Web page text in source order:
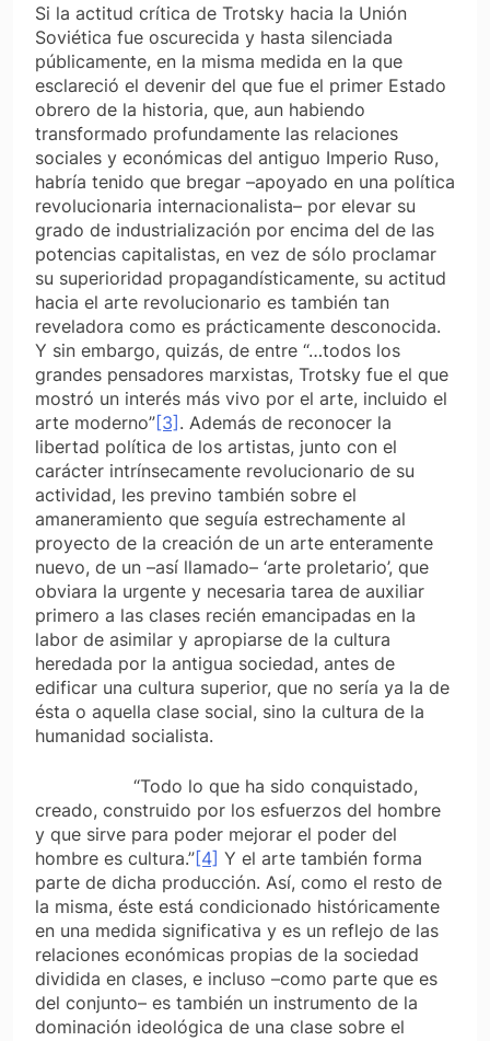
Si la actitud crítica de Trotsky hacia la Unión
Soviética fue oscurecida y hasta silenciada
públicamente, en la misma medida en la que
esclareció el devenir del que fue el primer Estado
obrero de la historia, que, aun habiendo
transformado profundamente las relaciones
sociales y económicas del antiguo Imperio Ruso,
habría tenido que bregar –apoyado en una política
revolucionaria internacionalista– por elevar su
grado de industrialización por encima del de las
potencias capitalistas, en vez de sólo proclamar
su superioridad propagandísticamente, su actitud
hacia el arte revolucionario es también tan
reveladora como es prácticamente desconocida.
Y sin embargo, quizás, de entre “…todos los
grandes pensadores marxistas, Trotsky fue el que
mostró un interés más vivo por el arte, incluido el
arte moderno”[3]. Además de reconocer la
libertad política de los artistas, junto con el
carácter intrínsecamente revolucionario de su
actividad, les previno también sobre el
amaneramiento que seguía estrechamente al
proyecto de la creación de un arte enteramente
nuevo, de un –así llamado– ‘arte proletario’, que
obviara la urgente y necesaria tarea de auxiliar
primero a las clases recién emancipadas en la
labor de asimilar y apropiarse de la cultura
heredada por la antigua sociedad, antes de
edificar una cultura superior, que no sería ya la de
ésta o aquella clase social, sino la cultura de la
humanidad socialista.
“Todo lo que ha sido conquistado,
creado, construido por los esfuerzos del hombre
y que sirve para poder mejorar el poder del
hombre es cultura.”[4] Y el arte también forma
parte de dicha producción. Así, como el resto de
la misma, éste está condicionado históricamente
en una medida significativa y es un reflejo de las
relaciones económicas propias de la sociedad
dividida en clases, e incluso –como parte que es
del conjunto– es también un instrumento de la
dominación ideológica de una clase sobre el